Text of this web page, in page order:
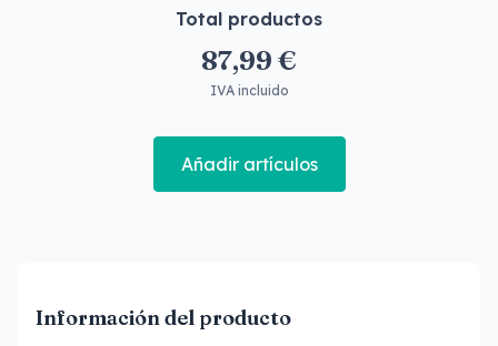
Total productos
87,99 €
IVA incluido
Añadir artículos
Información del producto